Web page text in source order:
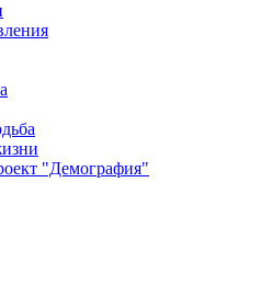
"Демография"